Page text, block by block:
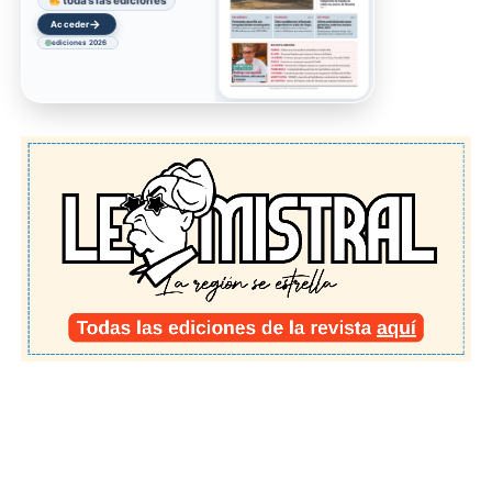
Acceder→
ediciones 2026